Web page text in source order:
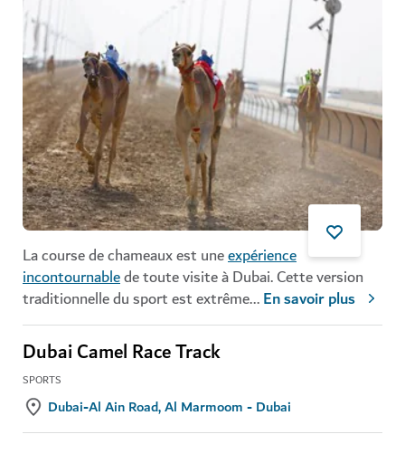
La course de chameaux est uneexpérience
incontournablede toute visite à Dubai. Cette version
traditionnelle du sport est extrême...En savoir plus
Dubai Camel Race Track
SPORTS
Dubai-Al Ain Road, Al Marmoom - Dubai